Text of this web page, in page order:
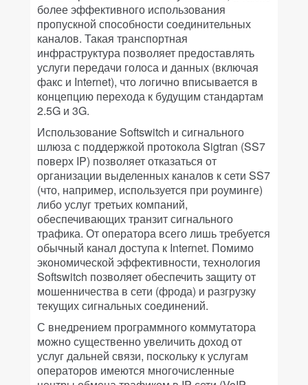
более эффективного использования
пропускной способности соединительных
каналов. Такая транспортная
инфраструктура позволяет предоставлять
услуги передачи голоса и данных (включая
факс и Internet), что логично вписывается в
концепцию перехода к будущим стандартам
2.5G и 3G.
Использование Softswitch и сигнального
шлюза с поддержкой протокола Sigtran (SS7
поверх IP) позволяет отказаться от
организации выделенных каналов к сети SS7
(что, например, используется при роуминге)
либо услуг третьих компаний,
обеспечивающих транзит сигнального
трафика. От оператора всего лишь требуется
обычный канал доступа к Internet. Помимо
экономической эффективности, технология
Softswitch позволяет обеспечить защиту от
мошенничества в сети (фрода) и разгрузку
текущих сигнальных соединений.
С внедрением программного коммутатора
можно существенно увеличить доход от
услуг дальней связи, поскольку к услугам
операторов имеются многочисленные